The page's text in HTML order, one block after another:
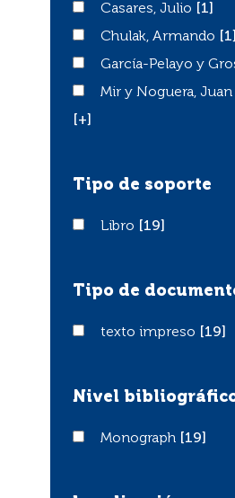
Casares, Julio
Casares, Julio
[1]
Chulak, Armando
Chulak, Armando
[1]
García-Pelayo y Gross,
García-Pelayo y
Mir y Noguera, Juan
Mir y Noguera, Juan
[+]
Tipo de soporte
LibroLibro [19]
Tipo de
texto impreso
texto impreso [19]
Nivel
Monograph
Monograph [19]